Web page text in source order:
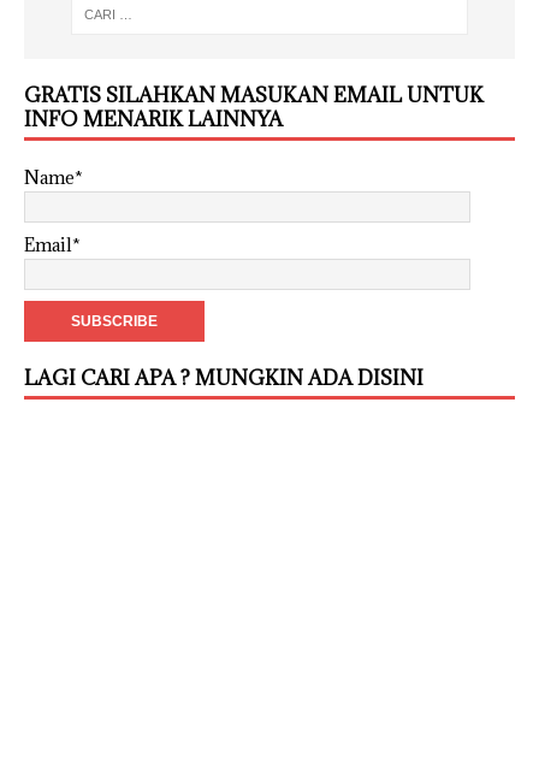
GRATIS SILAHKAN MASUKAN EMAIL UNTUK
INFO MENARIK LAINNYA
Name*
Email*
LAGI CARI APA ? MUNGKIN ADA DISINI